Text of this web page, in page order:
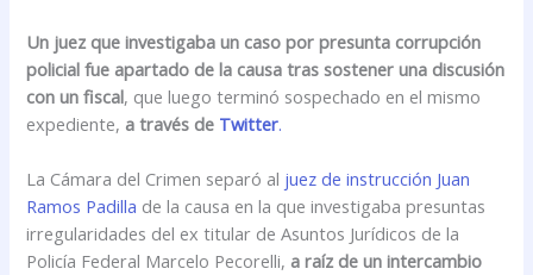
Un juez que investigaba un caso por presunta corrupción
policial fue apartado de la causa tras sostener una discusión
con un fiscal, que luego terminó sospechado en el mismo
expediente, a través de Twitter.
La Cámara del Crimen separó al juez de instrucción Juan
Ramos Padilla de la causa en la que investigaba presuntas
irregularidades del ex titular de Asuntos Jurídicos de la
Policía Federal Marcelo Pecorelli, a raíz de un intercambio